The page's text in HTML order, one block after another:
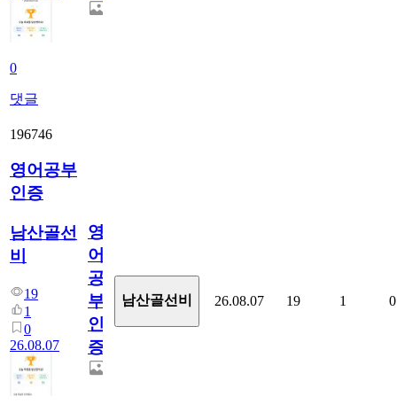
0
댓글
196746
영어공부
인증
남산골선
비
19
1
0
26.08.07
영
어
공
부
인
증
남산골선비 26.08.07 19 1 0